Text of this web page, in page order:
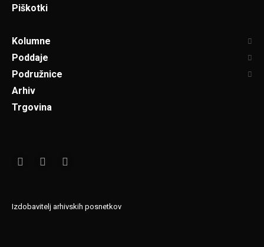
Piškotki
Kolumne
Poddaje
Podružnice
Arhiv
Trgovina
Izdobavitelj arhivskih posnetkov